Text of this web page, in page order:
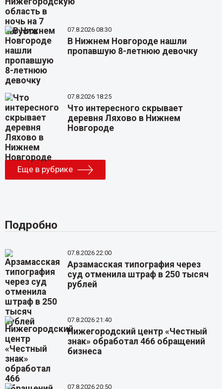
07.8.2026 08:30
В Нижнем Новгороде нашли
пропавшую 8-летнюю девочку
07.8.2026 18:25
Что интересного скрывает
деревня Ляхово в Нижнем
Новгороде
Еще в рубрике
Подробно
07.8.2026 22:00
Арзамасская типография через
суд отменила штраф в 250 тысяч
рублей
07.8.2026 21:40
Нижегородский центр «Честный
знак» обработал 466 обращений
бизнеса
07.8.2026 20:50